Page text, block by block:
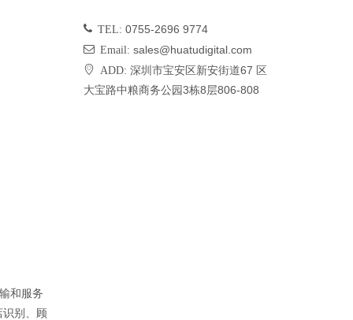
和服务
识别、顾
TEL: 0755-2696 9774
Email: sales@huatudigital.com
ADD: 深圳市宝安区新安街道67 区
大宝路中粮商务公园3栋8层806-808